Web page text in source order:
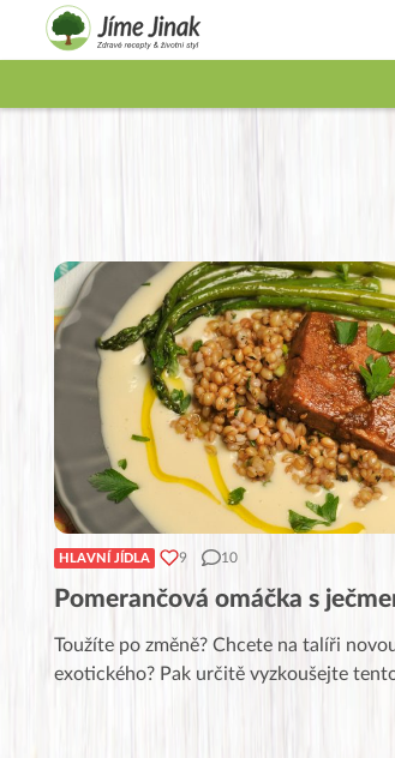
HLAVNÍ JÍDLA 9 10
Pomerančová omáčka s
Toužíte po změně? Chcete na talíři
exotického? Pak určitě vyzkoušejte